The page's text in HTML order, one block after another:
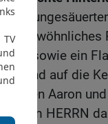
den
gewöhnliches
sowie ein
und auf die
Aaron
dem HERRN